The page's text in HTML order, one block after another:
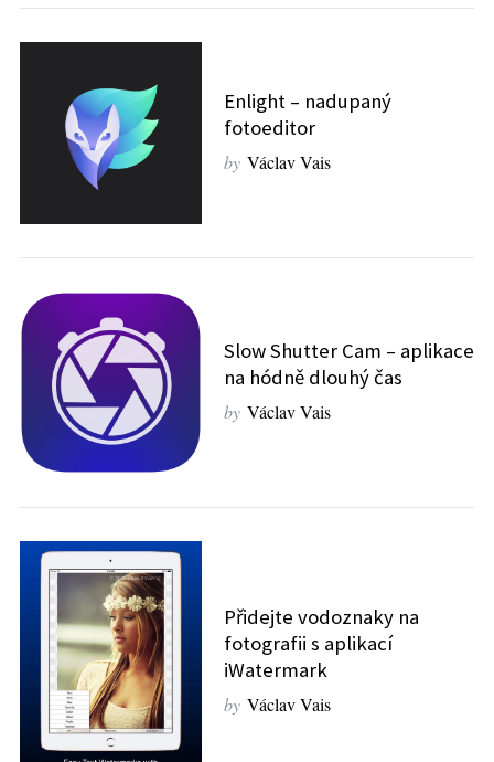
Enlight – nadupaný
fotoeditor
by Václav Vais
Slow Shutter Cam – aplikace
na hódně dlouhý čas
by Václav Vais
Přidejte vodoznaky na
fotografii s aplikací
iWatermark
by Václav Vais
a
c
h
o
: